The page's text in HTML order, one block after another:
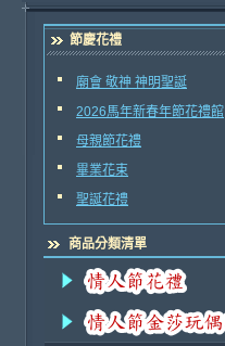
節慶花禮
廟會 敬神 神明聖誕
2026馬年新春年節花禮館
母親節花禮
畢業花束
聖誕花禮
商品分類清單